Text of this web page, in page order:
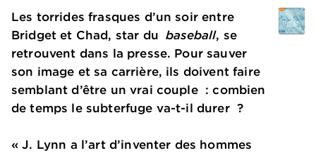
Les torrides frasques d’un soir entre
Bridget et Chad, star dubaseball, se
retrouvent dans la presse. Pour sauver
son image et sa carrière, ils doivent faire
semblant d’être un vrai couple : combien
de temps le subterfuge va-t-il durer ?
« J. Lynn a l’art d’inventer des hommes